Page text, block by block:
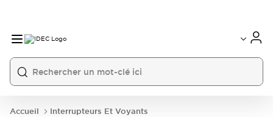
Accueil
Interrupteurs Et Voyants